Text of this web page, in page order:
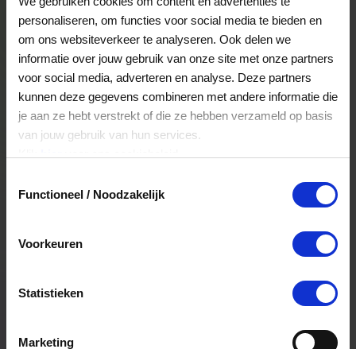
personaliseren, om functies voor social media te bieden en
om ons websiteverkeer te analyseren. Ook delen we
informatie over jouw gebruik van onze site met onze partners
voor social media, adverteren en analyse. Deze partners
kunnen deze gegevens combineren met andere informatie die
je aan ze hebt verstrekt of die ze hebben verzameld op basis
van jouw gebruik van hun services.
Functioneel / Noodzakelijk
Voorkeuren
Statistieken
Marketing
"Het is een snelle accurate service.
Je bestelt en
op afspraak ontvang je de kaarten op de dag
die jij aangeeft. Medewerkers zijn blij met een
zij te vreden zijn."
Bekijk ook onze andere producten